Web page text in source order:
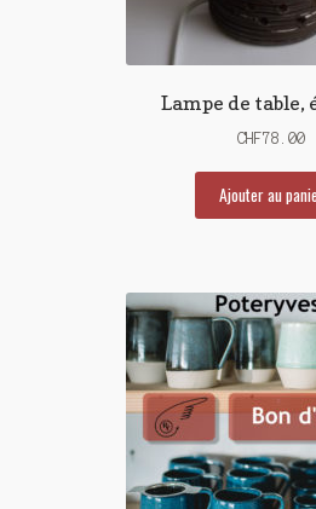
Lampe de table,
CHF78.00
Ajouter au